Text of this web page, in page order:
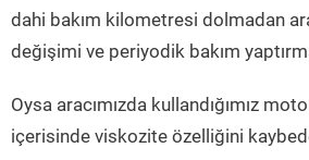
dahi bakım kilometresi dolmadan
değişimi ve periyodik bakım
Oysa aracımızda kullandığımız
içerisinde viskozite özelliğini